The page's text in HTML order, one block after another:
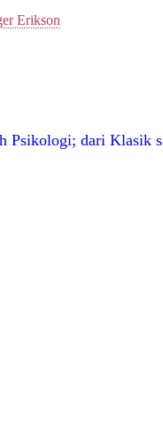
Erikson
Psikologi; dari Klasik